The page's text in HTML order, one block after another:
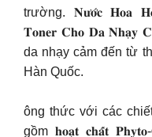
trường. 𝐍𝐮̛𝐨̛́𝐜 𝐇𝐨𝐚
𝐓𝐨𝐧𝐞𝐫 𝐂𝐡𝐨 𝐃𝐚 𝐍𝐡𝐚̣𝐲
da nhạy cảm đến từ
Hàn Quốc.
ông thức với các
gồm 𝐡𝐨𝐚̣𝐭 𝐜𝐡𝐚̂́𝐭